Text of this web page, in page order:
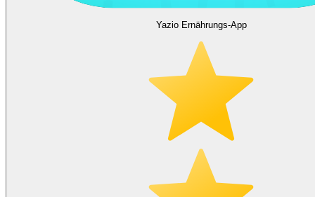
Yazio Ernährungs-App